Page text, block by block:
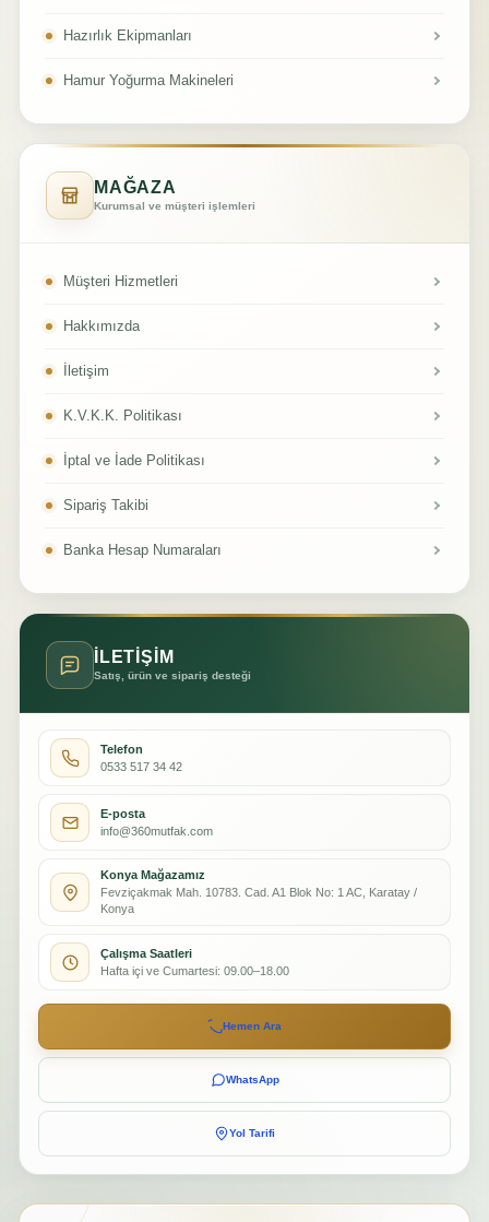
Hazırlık Ekipmanları
Hamur Yoğurma Makineleri
MAĞAZA
Kurumsal ve müşteri işlemleri
Müşteri Hizmetleri
Hakkımızda
İletişim
K.V.K.K. Politikası
İptal ve İade Politikası
Sipariş Takibi
Banka Hesap Numaraları
İLETİŞİM
Satış, ürün ve sipariş desteği
Telefon
0533 517 34 42
E-posta
info@360mutfak.com
Konya Mağazamız
Fevziçakmak Mah. 10783. Cad. A1 Blok No: 1 AC, Karatay /
Konya
Çalışma Saatleri
Hafta içi ve Cumartesi: 09.00–18.00
Hemen Ara
WhatsApp
Yol Tarifi